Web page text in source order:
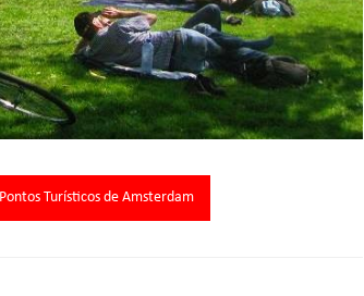
Pontos Turísticos de Amsterdam